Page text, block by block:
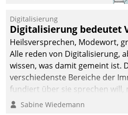
Jahresbeginn eine
Überblick, Einsicht und
Eingriff bietende Lösung.
Zur Entwicklung setzte
man auf
Cloudtechnologie,
bewährte und Startup-
agile Projektmethoden.
Digitalisierung
Digitalisierung bedeutet
Heilsversprechen, Modewort,
Alle reden von Digitalisierung,
wissen, was damit gemeint ist.
verschiedenste Bereiche der
fundiert über sie sprechen will,
klären. Ein Aspekt ist die
Sabine Wiedemann